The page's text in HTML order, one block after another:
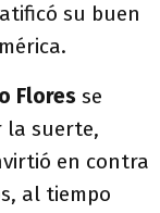
su buen
Flores se
la suerte,
en contra
al tiempo